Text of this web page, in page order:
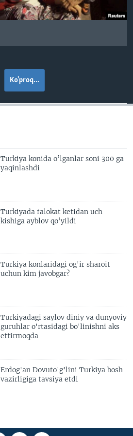
Ko'proq...
Turkiya konida o’lganlar soni 300 ga
yaqinlashdi
Turkiyada falokat ketidan uch
kishiga ayblov qo’yildi
Turkiya konlaridagi og'ir sharoit
uchun kim javobgar?
Turkiyadagi saylov diniy va dunyoviy
guruhlar o'rtasidagi bo'linishni aks
ettirmoqda
Erdog'an Dovuto'g'lini Turkiya bosh
vazirligiga tavsiya etdi